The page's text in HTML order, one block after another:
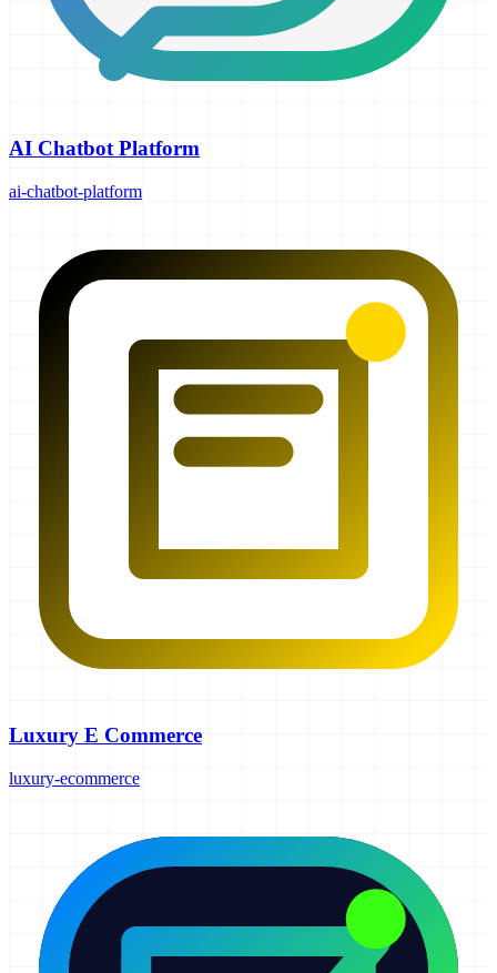
AI Chatbot Platform
ai-chatbot-platform
Luxury E Commerce
luxury-ecommerce